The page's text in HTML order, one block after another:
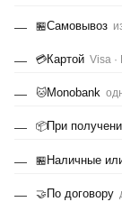
🏪Самовывоз
💳Картой Visa ·
🐱Monobank
📦При
🏪Наличные
🤝По договору